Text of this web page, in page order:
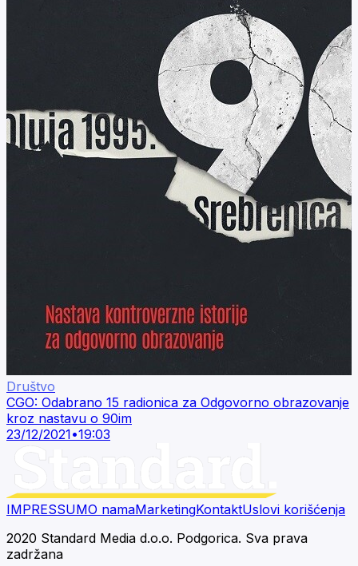
Društvo
CGO: Odabrano 15 radionica za Odgovorno obrazovanje
kroz nastavu o 90im
23/12/2021•19:03
IMPRESSUMO namaMarketingKontaktUslovi korišćenja
2020 Standard Media d.o.o. Podgorica. Sva prava
zadržana